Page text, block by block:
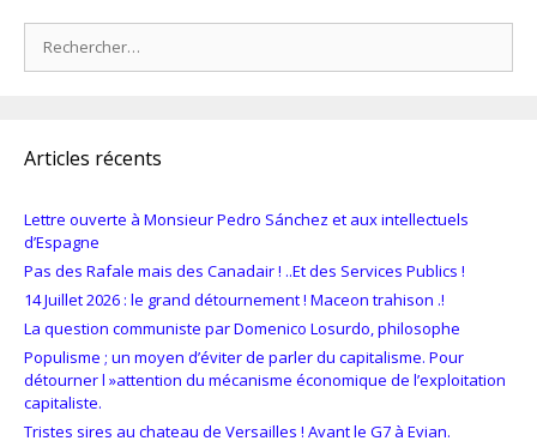
Articles récents
Lettre ouverte à Monsieur Pedro Sánchez et aux intellectuels
d’Espagne
Pas des Rafale mais des Canadair ! ..Et des Services Publics !
14 Juillet 2026 : le grand détournement ! Maceon trahison .!
La question communiste par Domenico Losurdo, philosophe
Populisme ; un moyen d’éviter de parler du capitalisme. Pour
détourner l »attention du mécanisme économique de l’exploitation
capitaliste.
Tristes sires au chateau de Versailles ! Avant le G7 à Evian.